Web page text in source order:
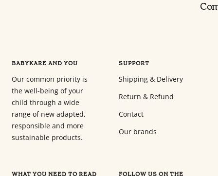
BABYKARE AND YOU
Our common priority is
the well-being of your
child through a wide
range of new adapted,
responsible and more
sustainable products.
SUPPORT
Shipping & Delivery
Return & Refund
Contact
Our brands
WHAT YOU NEED TO READ FOLLOW US ON THE